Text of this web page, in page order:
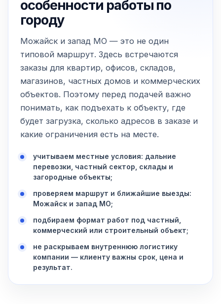
особенности работы по
городу
Можайск и запад МО — это не один
типовой маршрут. Здесь встречаются
заказы для квартир, офисов, складов,
магазинов, частных домов и коммерческих
объектов. Поэтому перед подачей важно
понимать, как подъехать к объекту, где
будет загрузка, сколько адресов в заказе и
какие ограничения есть на месте.
учитываем местные условия: дальние
перевозки, частный сектор, склады и
загородные объекты;
проверяем маршрут и ближайшие выезды:
Можайск и запад МО;
подбираем формат работ под частный,
коммерческий или строительный объект;
не раскрываем внутреннюю логистику
компании — клиенту важны срок, цена и
результат.